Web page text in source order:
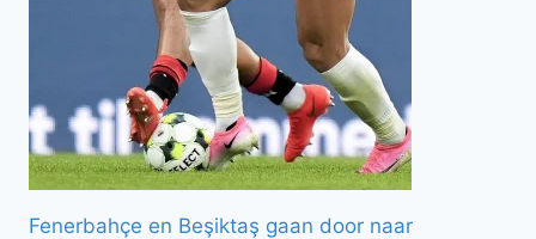
Fenerbahçe en Beşiktaş gaan door naar